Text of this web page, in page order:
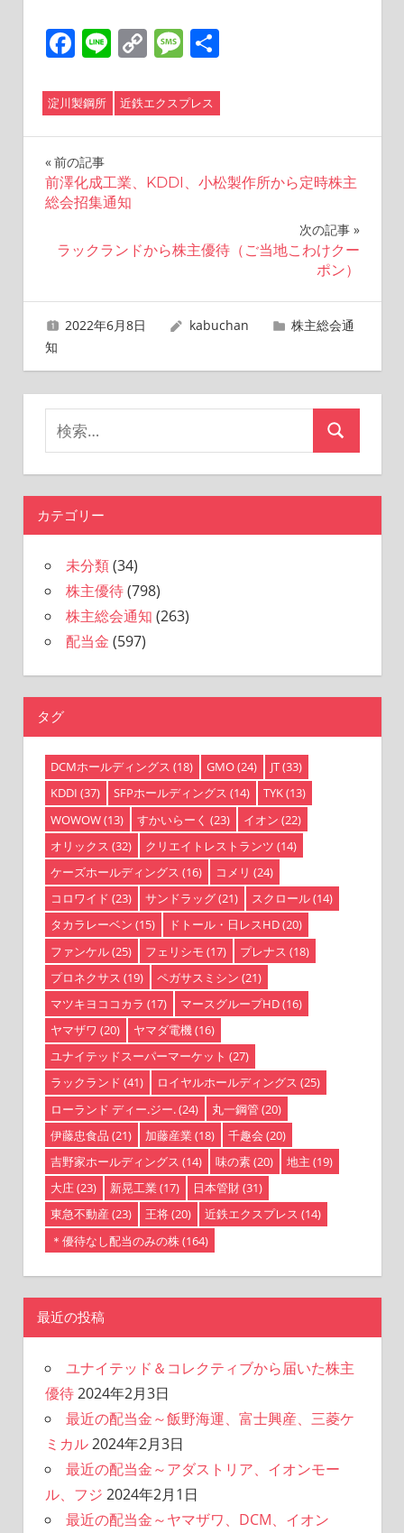
Facebook
LineCopyMessage
共
淀川製鋼所 近鉄エクスプレス
投
稿
ナ
ゲ
ー
シ
ョ
ン
前の記事
前澤化成工業、KDDI、小松製作所から定時株主
総会招集通知
次の記事
ラックランドから株主優待（ご当地こわけクー
ポン）
2022年6月8日 kabuchan
株主総会通
知
対
象:
検
カテゴリー
未分類(34)
株主優待(798)
株主総会通知 (263)
配当金 (597)
タグ
DCMホールディングス (18) GMO(24) JT(33)
KDDI (37) SFPホールディングス (14) TYK(13)
WOWOW(13) すかいらーく (23) イオン (22)
オリックス (32) クリエイトレストランツ (14)
ケーズホールディングス (16) コメリ (24)
コロワイド (23) サンドラッグ(21) スクロール(14)
タカラレーベン (15) ドトール・日レスHD(20)
ファンケル(25) フェリシモ (17) プレナス (18)
プロネクサス (19) ペガサスミシン (21)
マツキヨココカラ (17) マースグループHD(16)
ヤマザワ (20) ヤマダ電機(16)
ユナイテッドスーパーマーケット (27)
ラックランド (41) ロイヤルホールディングス (25)
ローランド ディー.ジー.(24) 丸一鋼管(20)
伊藤忠食品 (21) 加藤産業 (18) 千趣会 (20)
吉野家ホールディングス (14) 味の素(20) 地主 (19)
大庄(23) 新晃工業 (17) 日本管財(31)
東急不動産 (23) 王将(20) 近鉄エクスプレス (14)
＊優待なし配当のみの株(164)
最近の投稿
ユナイテッド＆コレクティブから届いた株主
優待 2024年2月3日
最近の配当金～飯野海運、富士興産、三菱ケ
ミカル 2024年2月3日
最近の配当金～アダストリア、イオンモー
ル、フジ 2024年2月1日
最近の配当金～ヤマザワ、DCM、イオン